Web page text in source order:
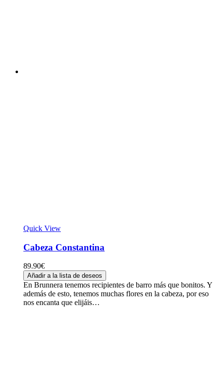
Quick View
Cabeza Constantina
89.90€
Añadir a la lista de deseos
En Brunnera tenemos recipientes de barro más que bonitos. Y
además de esto, tenemos muchas flores en la cabeza, por eso
nos encanta que elijáis…